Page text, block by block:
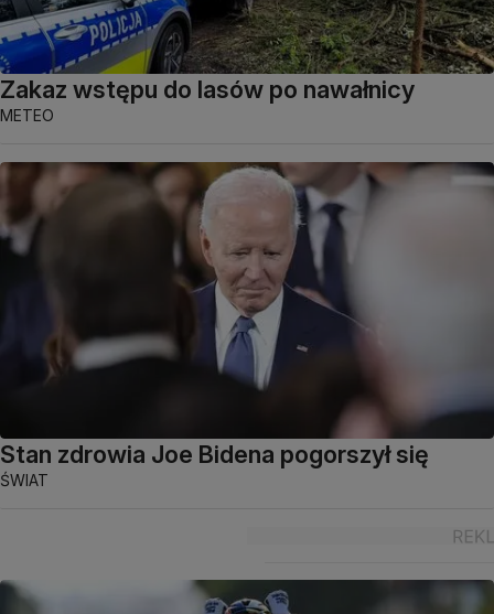
Zakaz wstępu do lasów po nawałnicy
METEO
Stan zdrowia Joe Bidena pogorszył się
ŚWIAT